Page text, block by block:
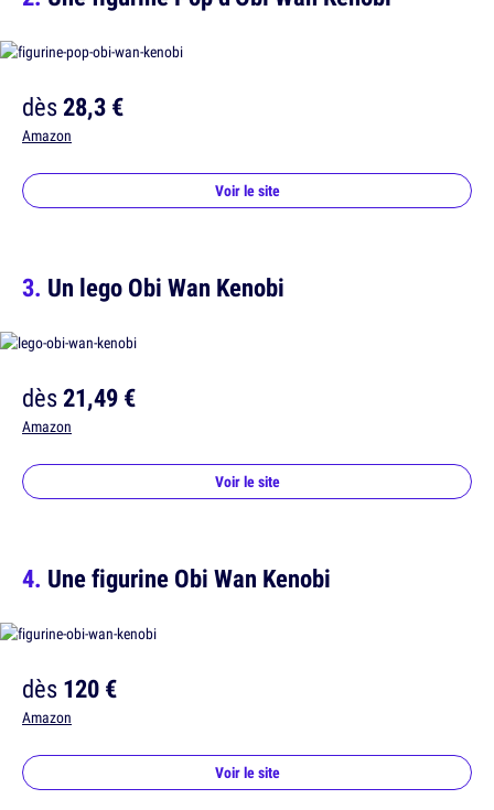
dès28,3 €
Amazon
Voir le site
Un lego Obi Wan Kenobi
dès21,49 €
Amazon
Voir le site
Une figurine Obi Wan Kenobi
dès120 €
Amazon
Voir le site